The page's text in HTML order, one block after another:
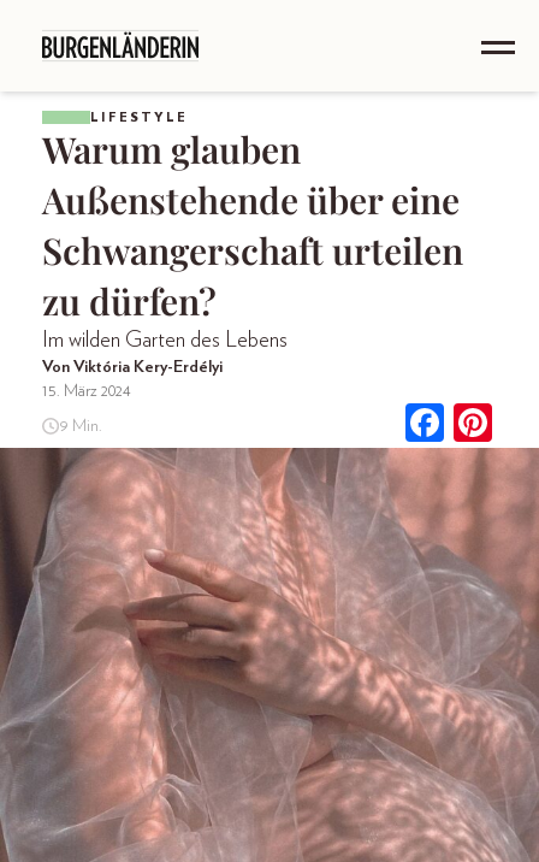
LIFESTYLE
Warum glauben
Außenstehende über eine
Schwangerschaft urteilen
zu dürfen?
Im wilden Garten des Lebens
Von Viktória Kery-Erdélyi
15. März 2024
9 Min.